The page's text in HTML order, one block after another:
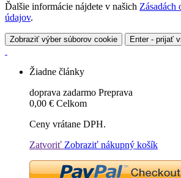
Ďalšie informácie nájdete v našich Zásadách
údajov.
Zobraziť výber súborov cookie Enter - prijať
Žiadne články
doprava zadarmo Preprava
0,00 € Celkom
Ceny vrátane DPH.
Zatvoriť Zobraziť nákupný košík